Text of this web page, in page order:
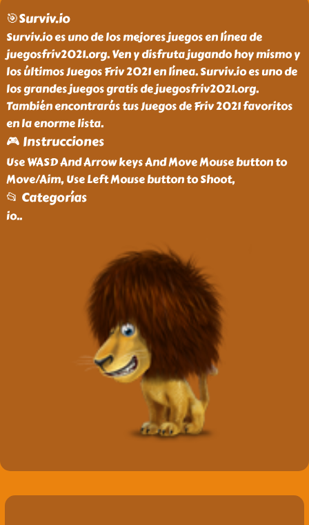
🎯Surviv.io
Surviv.io es uno de los mejores juegos en línea de
juegosfriv2021.org. Ven y disfruta jugando hoy mismo y
los últimos Juegos Friv 2021 en línea. Surviv.io es uno de
los grandes juegos gratis de juegosfriv2021.org.
También encontrarás tus Juegos de Friv 2021 favoritos
en la enorme lista.
🎮 Instrucciones
Use WASD And Arrow keys And Move Mouse button to
Move/Aim, Use Left Mouse button to Shoot,
📂 Categorías
io..